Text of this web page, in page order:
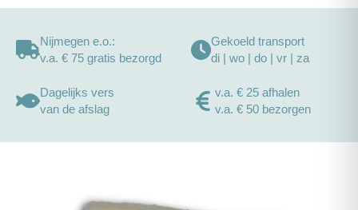
Nijmegen e.o.:
v.a. € 75 gratis bezorgd
Gekoeld transport
di | wo | do | vr | za
Dagelijks vers
van de afslag
v.a. € 25 afhalen
v.a. € 50 bezorgen